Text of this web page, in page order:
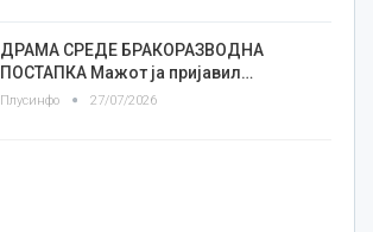
ДРАМА СРЕДЕ БРАКОРАЗВОДНА
ПОСТАПКА Мажот ја пријавил…
Плусинфо 27/07/2026